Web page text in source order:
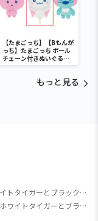
【たまごっち】【Bもんが
っち】たまごっち ボール
チェーン付きぬいぐるみ
～Tamagotchi
もっと見る
【ホワイトタイガーとブラックタイガー】【Dうさぎ先生】ホワイトタイガーとブラックタイガー マスコットミラー
【ホワイトタイガーとブラックタイガー】【Dうさぎ先生】ホワイトタイガーとブラックタイガー マスコットミラー